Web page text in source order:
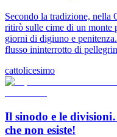
Secondo la tradizione, nella
ritirò sulle cime di un monte
giorni di digiuno e
flusso ininterrotto di
cattolicesimo
Il sinodo e le
che non esiste!